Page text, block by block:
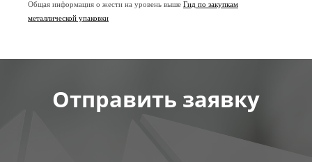
Общая информация о жести на уровень выше Гид по закупкам
металлической упаковки
Отправить заявку